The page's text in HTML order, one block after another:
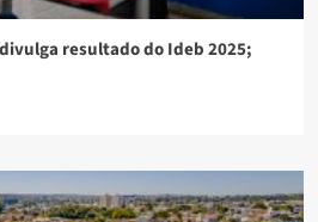
resultado do Ideb 2025;